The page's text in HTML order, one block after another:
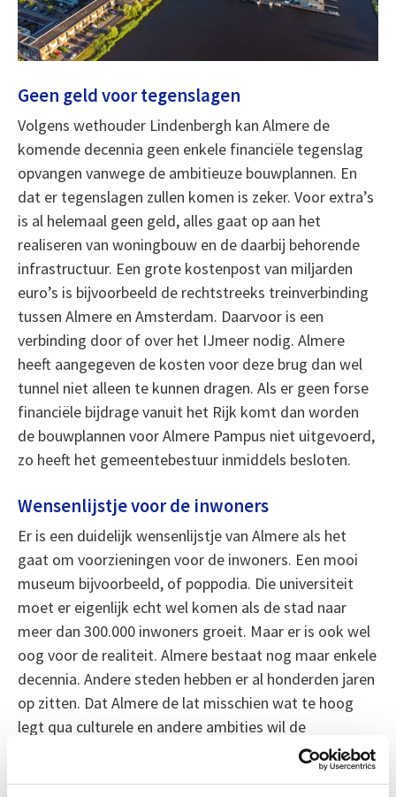
Geen geld voor tegenslagen
Volgens wethouder Lindenbergh kan Almere de
komende decennia geen enkele financiële tegenslag
opvangen vanwege de ambitieuze bouwplannen. En
dat er tegenslagen zullen komen is zeker. Voor extra’s
is al helemaal geen geld, alles gaat op aan het
realiseren van woningbouw en de daarbij behorende
infrastructuur. Een grote kostenpost van miljarden
euro’s is bijvoorbeeld de rechtstreeks treinverbinding
tussen Almere en Amsterdam. Daarvoor is een
verbinding door of over het IJmeer nodig. Almere
heeft aangegeven de kosten voor deze brug dan wel
tunnel niet alleen te kunnen dragen. Als er geen forse
financiële bijdrage vanuit het Rijk komt dan worden
de bouwplannen voor Almere Pampus niet uitgevoerd,
zo heeft het gemeentebestuur inmiddels besloten.
Wensenlijstje voor de inwoners
Er is een duidelijk wensenlijstje van Almere als het
gaat om voorzieningen voor de inwoners. Een mooi
museum bijvoorbeeld, of poppodia. Die universiteit
moet er eigenlijk echt wel komen als de stad naar
meer dan 300.000 inwoners groeit. Maar er is ook wel
oog voor de realiteit. Almere bestaat nog maar enkele
decennia. Andere steden hebben er al honderden jaren
op zitten. Dat Almere de lat misschien wat te hoog
legt qua culturele en andere ambities wil de
wethouder dan ook best beamen. Maar dat neemt
niet weg dat we serieus moeten kijken naar de